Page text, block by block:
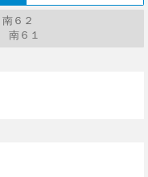
６２
南６１